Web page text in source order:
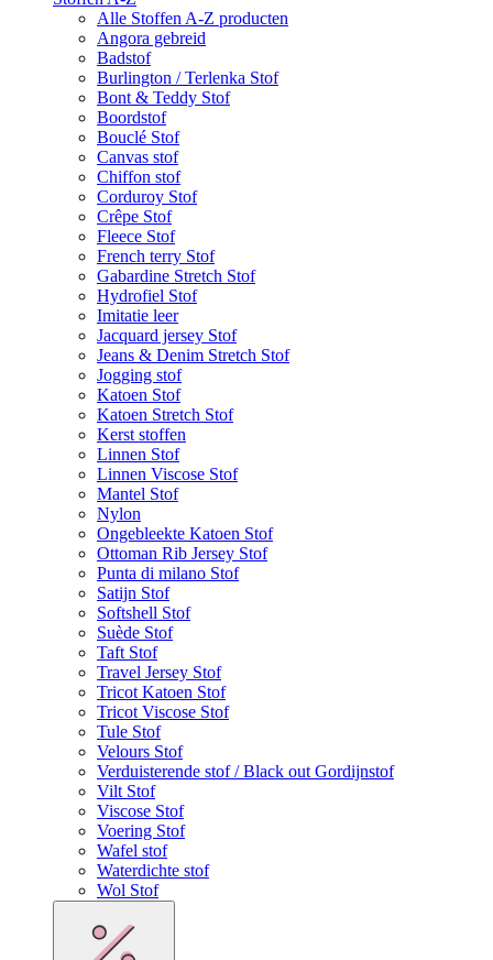
Alle Stoffen A-Z producten
Angora gebreid
Badstof
Burlington / Terlenka Stof
Bont & Teddy Stof
Boordstof
Bouclé Stof
Canvas stof
Chiffon stof
Corduroy Stof
Crêpe Stof
Fleece Stof
French terry Stof
Gabardine Stretch Stof
Hydrofiel Stof
Imitatie leer
Jacquard jersey Stof
Jeans & Denim Stretch Stof
Jogging stof
Katoen Stof
Katoen Stretch Stof
Kerst stoffen
Linnen Stof
Linnen Viscose Stof
Mantel Stof
Nylon
Ongebleekte Katoen Stof
Ottoman Rib Jersey Stof
Punta di milano Stof
Satijn Stof
Softshell Stof
Suède Stof
Taft Stof
Travel Jersey Stof
Tricot Katoen Stof
Tricot Viscose Stof
Tule Stof
Velours Stof
Verduisterende stof / Black out Gordijnstof
Vilt Stof
Viscose Stof
Voering Stof
Wafel stof
Waterdichte stof
Wol Stof